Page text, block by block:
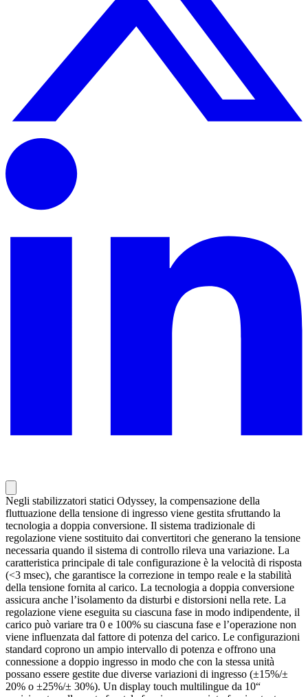
Negli stabilizzatori statici Odyssey, la compensazione della
fluttuazione della tensione di ingresso viene gestita sfruttando la
tecnologia a doppia conversione. Il sistema tradizionale di
regolazione viene sostituito dai convertitori che generano la tensione
necessaria quando il sistema di controllo rileva una variazione. La
caratteristica principale di tale configurazione è la velocità di risposta
(<3 msec), che garantisce la correzione in tempo reale e la stabilità
della tensione fornita al carico. La tecnologia a doppia conversione
assicura anche l’isolamento da disturbi e distorsioni nella rete. La
regolazione viene eseguita su ciascuna fase in modo indipendente, il
carico può variare tra 0 e 100% su ciascuna fase e l’operazione non
viene influenzata dal fattore di potenza del carico. Le configurazioni
standard coprono un ampio intervallo di potenza e offrono una
connessione a doppio ingresso in modo che con la stessa unità
possano essere gestite due diverse variazioni di ingresso (±15%/±
20% o ±25%/± 30%). Un display touch multilingue da 10“